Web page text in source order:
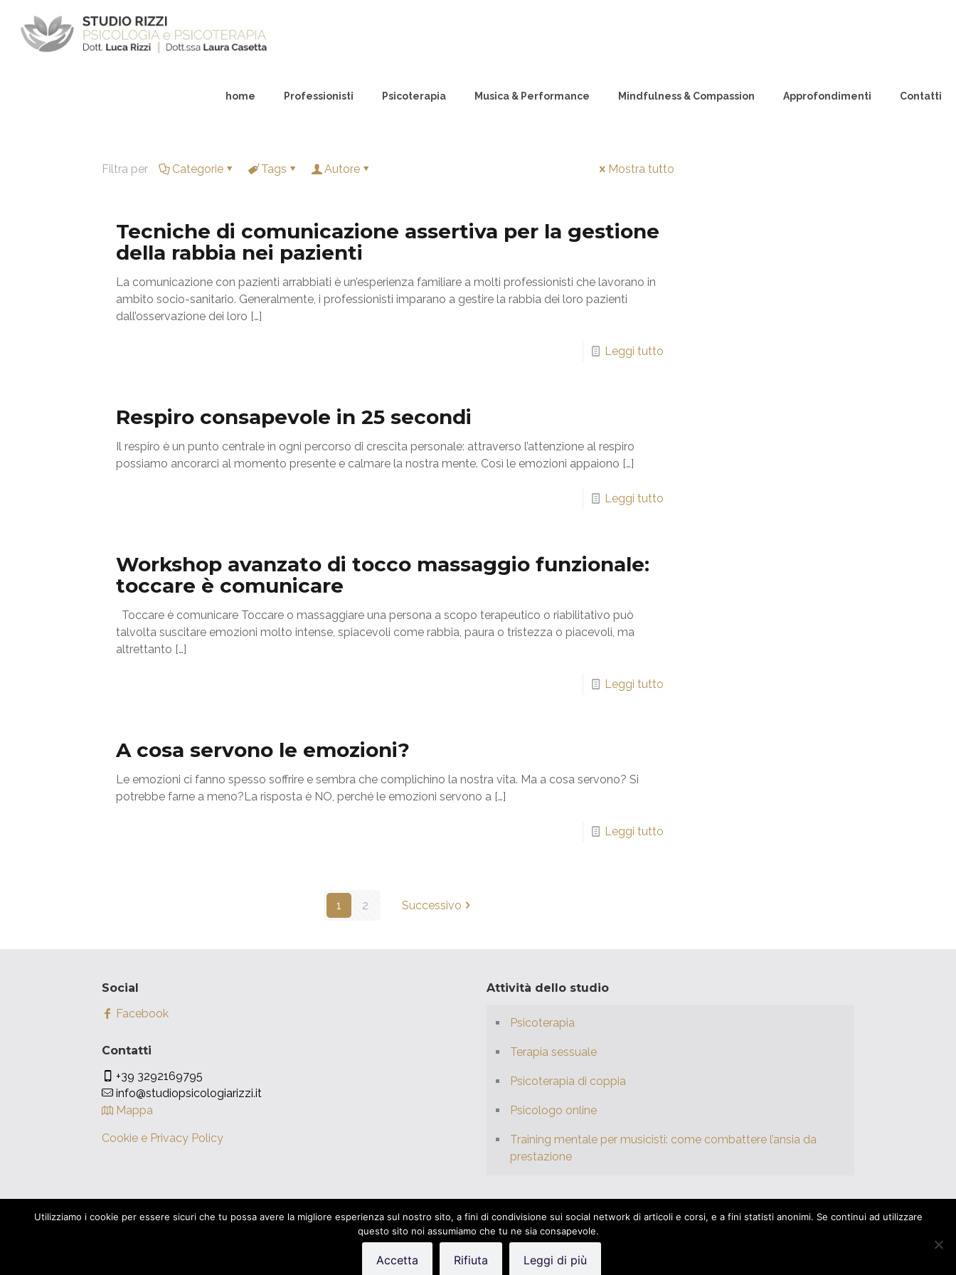
home Professionisti Psicoterapia Musica & Performance Mindfulness & Compassion Approfondimenti Contatti
Filtra per Categorie Tags Autore Mostra tutto
Tecniche di comunicazione assertiva per la gestione
della rabbia nei pazienti
La comunicazione con pazienti arrabbiati è un’esperienza familiare a molti professionisti che lavorano in
ambito socio-sanitario. Generalmente, i professionisti imparano a gestire la rabbia dei loro pazienti
dall’osservazione dei loro […]
Leggi tutto
Respiro consapevole in 25 secondi
Il respiro è un punto centrale in ogni percorso di crescita personale: attraverso l’attenzione al respiro
possiamo ancorarci al momento presente e calmare la nostra mente. Così le emozioni appaiono […]
Leggi tutto
Workshop avanzato di tocco massaggio funzionale:
toccare è comunicare
Toccare è comunicare Toccare o massaggiare una persona a scopo terapeutico o riabilitativo può
talvolta suscitare emozioni molto intense, spiacevoli come rabbia, paura o tristezza o piacevoli, ma
altrettanto […]
Leggi tutto
A cosa servono le emozioni?
Le emozioni ci fanno spesso soffrire e sembra che complichino la nostra vita. Ma a cosa servono? Si
potrebbe farne a meno?La risposta è NO, perché le emozioni servono a […]
Leggi tutto
1 2 Successivo
Social
Facebook
Contatti
+39 3292169795
info@studiopsicologiarizzi.it
Mappa
Cookie e Privacy Policy
Attività dello studio
Psicoterapia
Terapia sessuale
Psicoterapia di coppia
Psicologo online
Training mentale per musicisti: come combattere l’ansia da
prestazione
© 2016 Studio Psicologia Rizzi. | P.IVA: 04315560286 | Powered bytiltGrafiche.it|Privacy policy
Utilizziamo i cookie per essere sicuri che tu possa avere la migliore esperienza sul nostro sito, a fini di condivisione sui social network di articoli e corsi, e a fini statisti anonimi. Se continui ad utilizzare
questo sito noi assumiamo che tu ne sia consapevole.
Accetta Rifiuta Leggi di più